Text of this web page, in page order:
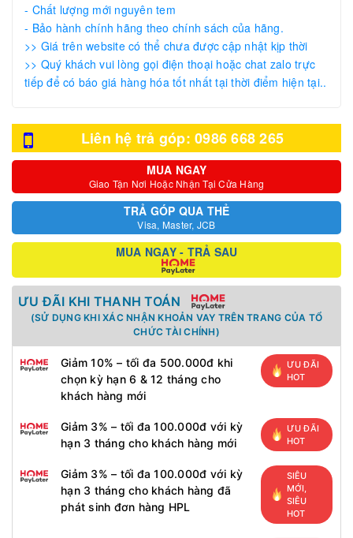
- Chất lượng mới nguyên tem
- Bảo hành chính hãng theo chính sách của hãng.
>> Giá trên website có thể chưa được cập nhật kịp thời
>> Quý khách vui lòng gọi điện thoại hoặc chat zalo trực
tiếp để có báo giá hàng hóa tốt nhất tại thời điểm hiện tại..
Liên hệ trả góp: 0986 668 265
MUA NGAY
Giao Tận Nơi Hoặc Nhận Tại Cửa Hàng
TRẢ GÓP QUA THẺ
Visa, Master, JCB
MUA NGAY - TRẢ SAU
ƯU ĐÃI KHI THANH TOÁN
(SỬ DỤNG KHI XÁC NHẬN KHOẢN VAY TRÊN TRANG CỦA TỔ
CHỨC TÀI CHÍNH)
Giảm 10% – tối đa 500.000đ khi
chọn kỳ hạn 6 & 12 tháng cho
khách hàng mới
ƯU ĐÃI
HOT
Giảm 3% – tối đa 100.000đ với kỳ
hạn 3 tháng cho khách hàng mới
ƯU ĐÃI
HOT
Giảm 3% – tối đa 100.000đ với kỳ
hạn 3 tháng cho khách hàng đã
phát sinh đơn hàng HPL
SIÊU
MỚI,
SIÊU
HOT